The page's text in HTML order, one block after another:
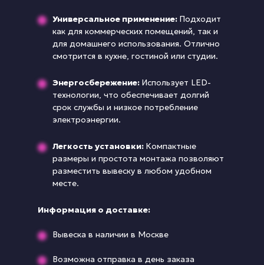
Универсальное применение: Подходит
как для коммерческих помещений, так и
для домашнего использования. Отлично
смотрится в кухне, гостиной или студии.
Энергосбережение: Использует LED-
технологии, что обеспечивает долгий
срок службы и низкое потребление
электроэнергии.
Легкость установки: Компактные
размеры и простота монтажа позволяют
разместить вывеску в любом удобном
месте.
Вывеска в наличии в Москве
Возможна отправка в день заказа
Информация о доставке: